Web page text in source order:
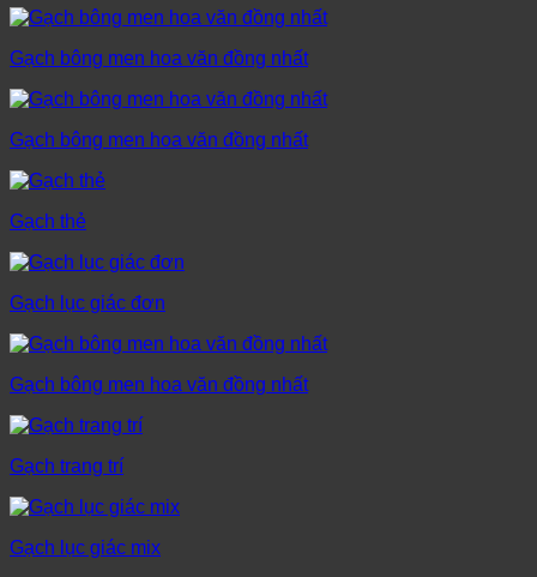
Gạch bông men hoa văn đồng nhất
Gạch bông men hoa văn đồng nhất
Gạch thẻ
Gạch lục giác đơn
Gạch bông men hoa văn đồng nhất
Gạch trang trí
Gạch lục giác mix